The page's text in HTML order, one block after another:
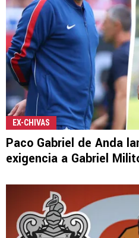
EX-CHIVAS
Paco Gabriel de Anda
exigencia a Gabriel